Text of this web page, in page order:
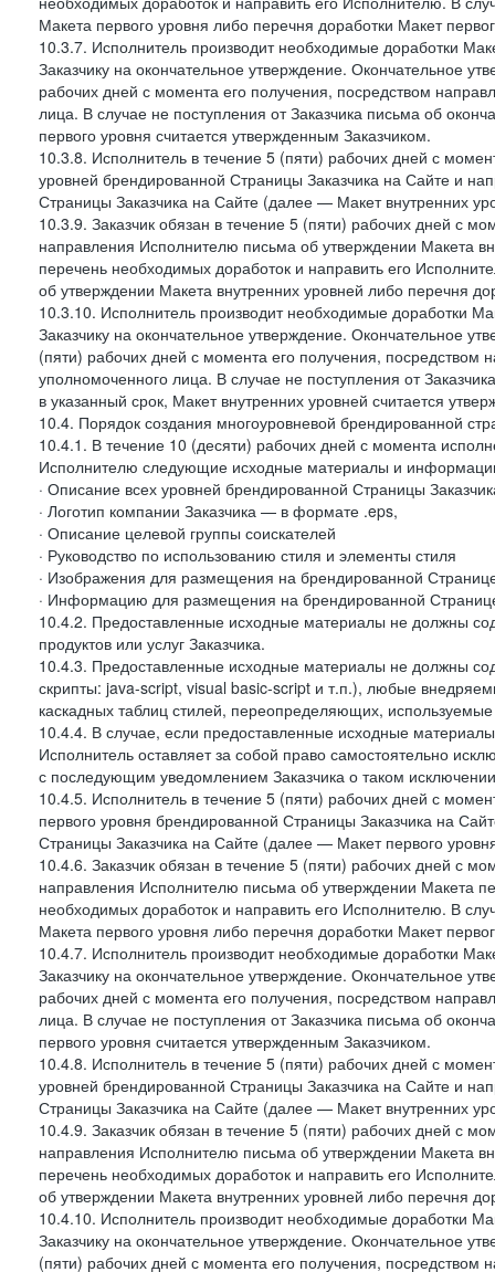
Макета первого уровня либо перечня доработки Макет
10.3.7. Исполнитель производит необходимые доработки
Заказчику на окончательное утверждение. Окончательное
рабочих дней с момента его получения, посредством
лица. В случае не поступления от Заказчика письма об
первого уровня считается утвержденным Заказчиком.
10.3.8. Исполнитель в течение 5 (пяти) рабочих дней с
уровней брендированной Страницы Заказчика на Сайте и
Страницы Заказчика на Сайте (далее — Макет внутренних
10.3.9. Заказчик обязан в течение 5 (пяти) рабочих дней с
направления Исполнителю письма об утверждении Макета
перечень необходимых доработок и направить его
об утверждении Макета внутренних уровней либо перечня
10.3.10. Исполнитель производит необходимые доработки
Заказчику на окончательное утверждение. Окончательное
(пяти) рабочих дней с момента его получения,
уполномоченного лица. В случае не поступления от
в указанный срок, Макет внутренних уровней считается
10.4. Порядок создания многоуровневой брендированной
10.4.1. В течение 10 (десяти) рабочих дней с момента
Исполнителю следующие исходные материалы и
· Описание всех уровней брендированной Страницы
· Логотип компании Заказчика — в формате .eps,
· Описание целевой группы соискателей
· Руководство по использованию стиля и элементы стиля
· Изображения для размещения на брендированной
· Информацию для размещения на брендированной
10.4.2. Предоставленные исходные материалы не должны
продуктов или услуг Заказчика.
10.4.3. Предоставленные исходные материалы не должны
скрипты: java-script, visual basic-script и т.п.), любые
каскадных таблиц стилей, переопределяющих,
10.4.4. В случае, если предоставленные исходные
Исполнитель оставляет за собой право самостоятельно
с последующим уведомлением Заказчика о таком
10.4.5. Исполнитель в течение 5 (пяти) рабочих дней с
первого уровня брендированной Страницы Заказчика на
Страницы Заказчика на Сайте (далее — Макет первого
10.4.6. Заказчик обязан в течение 5 (пяти) рабочих дней с
направления Исполнителю письма об утверждении Макета
необходимых доработок и направить его Исполнителю. В
Макета первого уровня либо перечня доработки Макет
10.4.7. Исполнитель производит необходимые доработки
Заказчику на окончательное утверждение. Окончательное
рабочих дней с момента его получения, посредством
лица. В случае не поступления от Заказчика письма об
первого уровня считается утвержденным Заказчиком.
10.4.8. Исполнитель в течение 5 (пяти) рабочих дней с
уровней брендированной Страницы Заказчика на Сайте и
Страницы Заказчика на Сайте (далее — Макет внутренних
10.4.9. Заказчик обязан в течение 5 (пяти) рабочих дней с
направления Исполнителю письма об утверждении Макета
перечень необходимых доработок и направить его
об утверждении Макета внутренних уровней либо перечня
10.4.10. Исполнитель производит необходимые доработки
Заказчику на окончательное утверждение. Окончательное
(пяти) рабочих дней с момента его получения,